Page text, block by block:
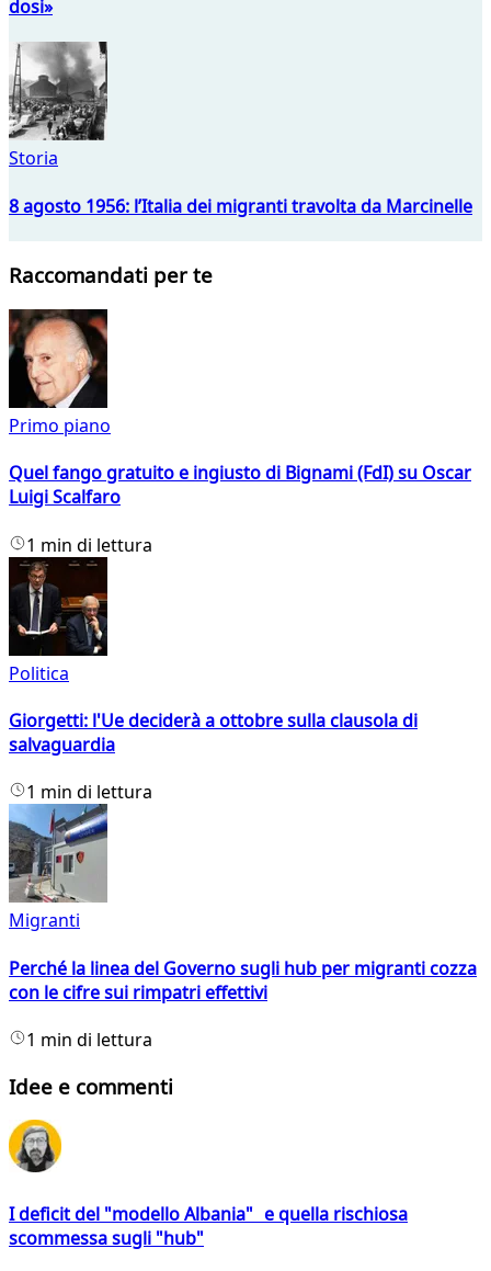
dosi»
Storia
8 agosto 1956: l’Italia dei migranti travolta da Marcinelle
Raccomandati per te
Primo piano
Quel fango gratuito e ingiusto di Bignami (FdI) su Oscar
Luigi Scalfaro
1 min di lettura
Politica
Giorgetti: l'Ue deciderà a ottobre sulla clausola di
salvaguardia
1 min di lettura
Migranti
Perché la linea del Governo sugli hub per migranti cozza
con le cifre sui rimpatri effettivi
1 min di lettura
Idee e commenti
I deficit del "modello Albania" e quella rischiosa
scommessa sugli "hub"